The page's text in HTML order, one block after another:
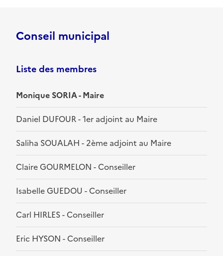
Conseil municipal
Liste des membres
Monique SORIA - Maire
Daniel DUFOUR - 1er adjoint au Maire
Saliha SOUALAH - 2ème adjoint au Maire
Claire GOURMELON - Conseiller
Isabelle GUEDOU - Conseiller
Carl HIRLES - Conseiller
Eric HYSON - Conseiller